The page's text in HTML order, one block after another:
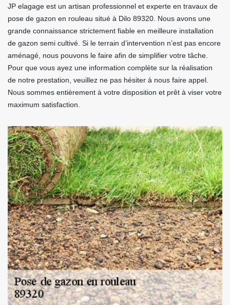
JP elagage est un artisan professionnel et experte en travaux de
pose de gazon en rouleau situé à Dilo 89320. Nous avons une
grande connaissance strictement fiable en meilleure installation
de gazon semi cultivé. Si le terrain d’intervention n’est pas encore
aménagé, nous pouvons le faire afin de simplifier votre tâche.
Pour que vous ayez une information complète sur la réalisation
de notre prestation, veuillez ne pas hésiter à nous faire appel.
Nous sommes entièrement à votre disposition et prêt à viser votre
maximum satisfaction.